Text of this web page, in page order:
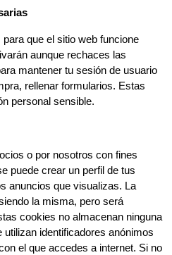
que el sitio web funcione
aunque rechaces las
mantener tu sesión de usuario
rellenar formularios. Estas
personal sensible.
o por nosotros con fines
puede crear un perfil de tus
anuncios que visualizas. La
la misma, pero será
cookies no almacenan ninguna
identificadores anónimos
el que accedes a internet. Si no